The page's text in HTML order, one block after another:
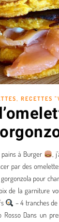
, RECETTES
pains à Burger
,
par des
pour
de la garniture
– 4 tranches
Dans un